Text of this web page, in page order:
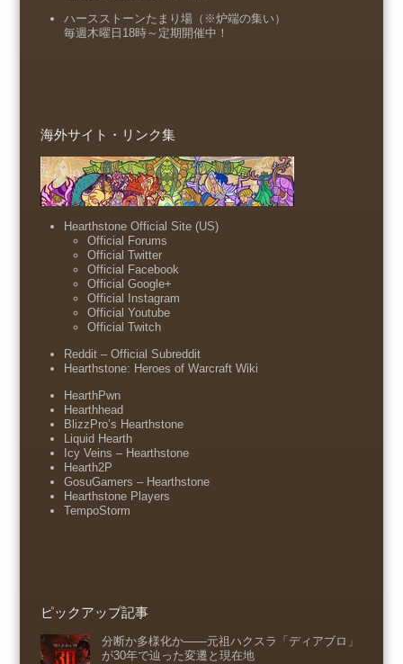
ハースストーンたまり場（※炉端の集い）
毎週木曜日18時～定期開催中！
海外サイト・リンク集
Hearthstone Official Site (US)
Official Forums
Official Twitter
Official Facebook
Official Google+
Official Instagram
Official Youtube
Official Twitch
Reddit – Official Subreddit
Hearthstone: Heroes of Warcraft Wiki
HearthPwn
Hearthhead
BlizzPro’s Hearthstone
Liquid Hearth
Icy Veins – Hearthstone
Hearth2P
GosuGamers – Hearthstone
Hearthstone Players
TempoStorm
ピックアップ記事
分断か多様化か――元祖ハクスラ「ディアブロ」
が30年で辿った変遷と現在地